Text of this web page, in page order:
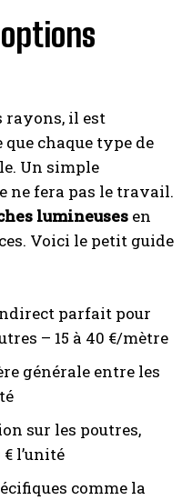
rayons, il est
chaque type de
Un simple
ne fera pas le travail.
lumineuses en
Voici le petit guide
parfait pour
– 15 à 40 €/mètre
générale entre les
sur les poutres,
l’unité
comme la